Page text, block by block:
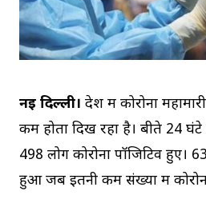
नई दिल्ली। देश में कोरोना
कम होता दिख रहा है। बीते 24
498 लोग कोरोना पॉजिटिव हुए।
हुआ जब इतनी कम संख्या में